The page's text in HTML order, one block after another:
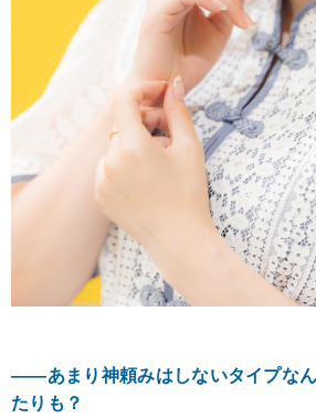
――あまり神頼みはしないタイプな
たりも？